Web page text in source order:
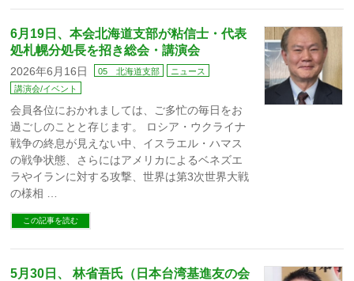
6月19日、本会北海道支部が粘信士・代表
処札幌分処長を招き総会・講演会
2026年6月16日 05 北海道支部
ニュース
講演会/イベント
会員各位におかれましては、ご多忙の毎日をお
過ごしのことと存じます。 ロシア・ウクライナ
戦争の終息が見えない中、イスラエル・ハマス
の戦争状態、さらにはアメリカによるベネズエ
ラやイランに対する攻撃、世界は第3次世界大戦
の様相 …
この記事を読む
5月30日、 林省吾氏（日本台湾基進友の会